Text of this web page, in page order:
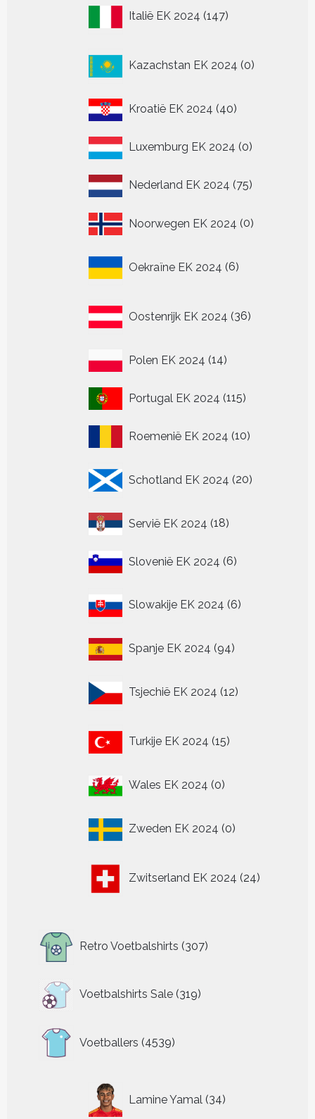
Italië EK 2024 147
producten
Kazachstan EK 2024 0
producten
Kroatië EK 2024 4040
Luxemburg EK 2024 00
Nederland EK 2024 7575
Noorwegen EK 2024 00
Oekraïne EK 2024 6
producten
Oostenrijk EK 2024 36
producten
Polen EK 2024 1414
Portugal EK 2024 115115
Roemenië EK 2024 1010
Schotland EK 2024 20
producten
Servië EK 2024 1818
Slovenië EK 2024 66
Slowakije EK 2024 6
producten
Spanje EK 2024 9494
Tsjechië EK 2024 12
producten
Turkije EK 2024 15
producten
Wales EK 2024 00
Zweden EK 2024 0
producten
Zwitserland EK 2024 24
producten
Retro Voetbalshirts 307
producten
Voetbalshirts Sale 319
319
Voetballers 4539
producten
Lamine Yamal 34
producten